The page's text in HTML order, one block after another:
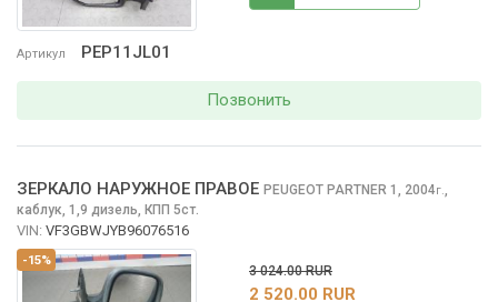
Артикул PEP11JL01
Позвонить
-15%
ЗЕРКАЛО НАРУЖНОЕ ПРАВОЕ PEUGEOT PARTNER 1, 2004г.
каблук, 1,9 дизель, КПП 5ст.
VIN: VF3GBWJYB96076516
3 024.00 RUR
2 520.00 RUR